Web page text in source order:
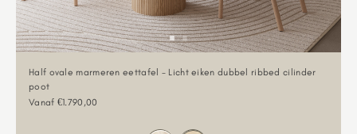
Half ovale marmeren eettafel - Licht eiken dubbel ribbed cilinder
poot
Aanbiedingsprijs
Vanaf €1.790,00